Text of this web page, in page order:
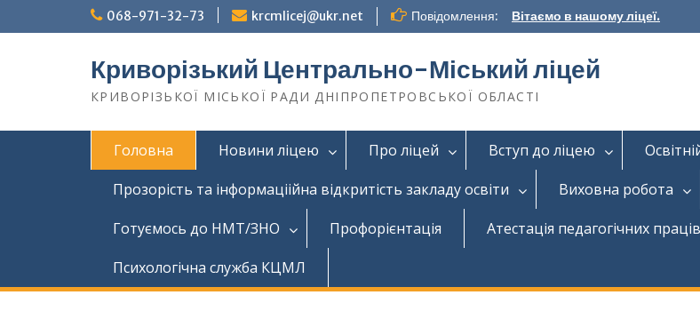
068-971-32-73 krcmlicej@ukr.net Повідомлення: Вітаємо в нашому ліцеї.
Криворізький Центрально-Міський ліцей
КРИВОРІЗЬКОЇ МІСЬКОЇ РАДИ ДНІПРОПЕТРОВСЬКОЇ ОБЛАСТІ
Головна Новини ліцею Про ліцей Вступ до ліцею
Прозорість та інформаціійна відкритість закладу освіти
Виховна робота
Готуємось до НМТ/ЗНО
Профорієнтація Атестація педагогічних
Психологічна служба КЦМЛ